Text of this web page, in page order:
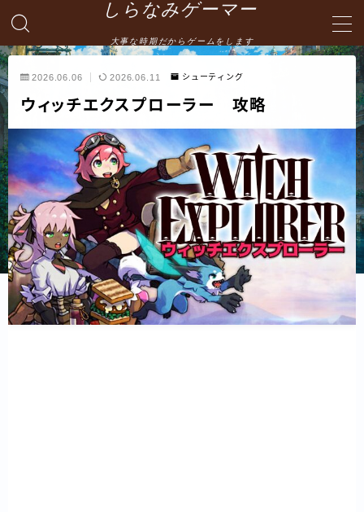
しらなみゲーマー
大事な時期だからゲームをします
MENU
HOME
お問い合わせ
プライバシーポリシー・免責事項
サイトマップ -site map-
2026.06.06 2026.06.11 シューティング
ウィッチエクスプローラー 攻略